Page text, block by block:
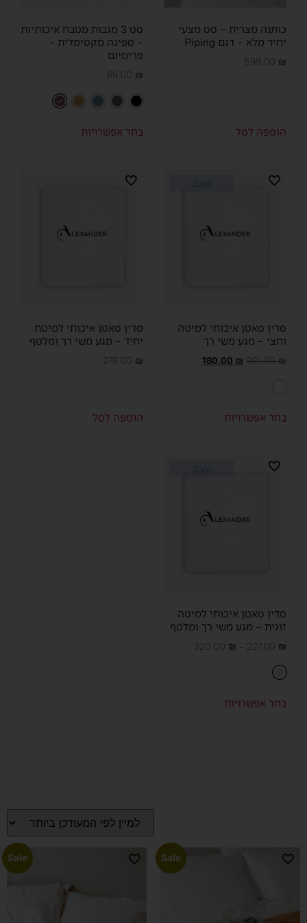
כותנה מצרית – סט מצעי
יחיד מלא – דגם Piping
599.00 ₪
הוספה לסל
סט 3 מגבות מטבח איכותיות
– ספיגה מקסימלית –
פרימיום
69.00 ₪
בחר אפשרויות
סדין סאטן איכותי למיטה
וחצי – מגע משי רך
301.00₪
180.00 ₪
בחר אפשרויות
סדין סאטן איכותי למיטת
יחיד – מגע משי רך ומלטף
279.00 ₪
הוספה לסל
סדין סאטן איכותי למיטה
זוגית – מגע משי רך ומלטף
227.00 ₪
–
320.00 ₪
בחר אפשרויות
Sale
Sale